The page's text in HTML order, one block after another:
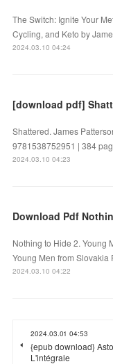
The Switch: Ignite Your
Cycling, and Keto by
2024.03.10 04:24
Shattered. James
9781538752951 | 384
2024.03.10 04:23
Nothing to Hide 2. Young
Young Men from Slovakia
2024.03.10 04:22
2024.03.01 04:53
{epub download}
L'intégrale